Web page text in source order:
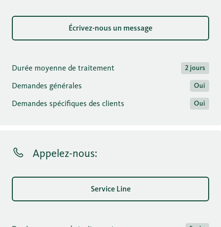
Écrivez-nous un message
Durée moyenne de traitement 2 jours
Demandes générales Oui
Demandes spécifiques des clients Oui
Appelez-nous:
Service Line